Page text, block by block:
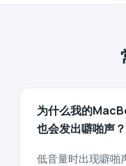
为什么我的
也会发出噼啪声？
低音量时出现噼啪